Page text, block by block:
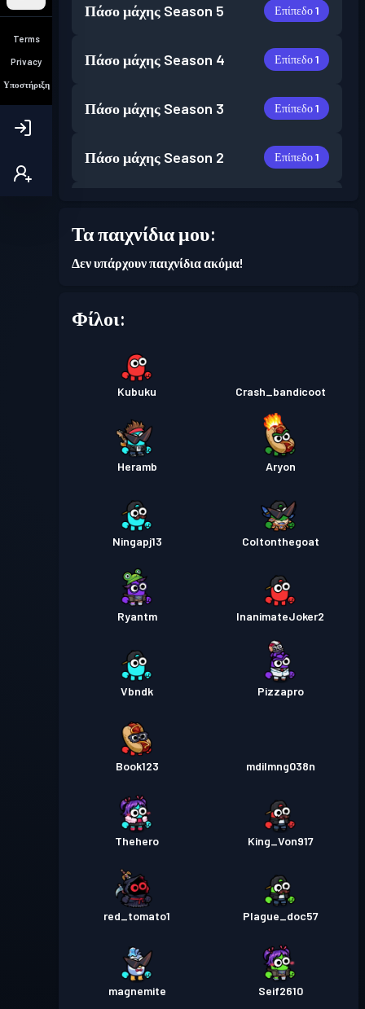
Terms
Privacy
Υποστήριξη
Πάσο μάχης Season 5 Επίπεδο 1
Πάσο μάχης Season 4 Επίπεδο 1
Πάσο μάχης Season 3 Επίπεδο 1
Πάσο μάχης Season 2 Επίπεδο 1
Τα παιχνίδια μου:
Δεν υπάρχουν παιχνίδια ακόμα!
Φίλοι:
Kubuku Crash_bandicoot
Heramb Aryon
Ningapj13 Coltonthegoat
Ryantm InanimateJoker2
Vbndk Pizzapro
Book123 mdilmng038n
Thehero King_Von917
red_tomato1 Plague_doc57
magnemite Seif2610